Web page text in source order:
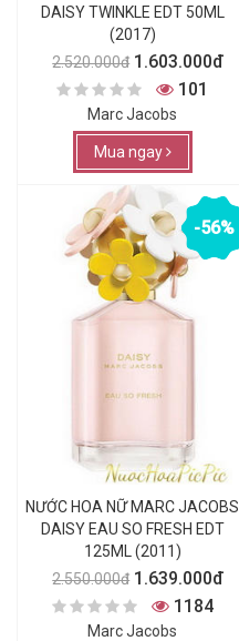
DAISY TWINKLE EDT 50ML
(2017)
2.520.000đ 1.603.000đ
101
Marc Jacobs
Mua ngay
-56%
NƯỚC HOA NỮ MARC JACOBS
DAISY EAU SO FRESH EDT
125ML (2011)
2.550.000đ 1.639.000đ
1184
Marc Jacobs